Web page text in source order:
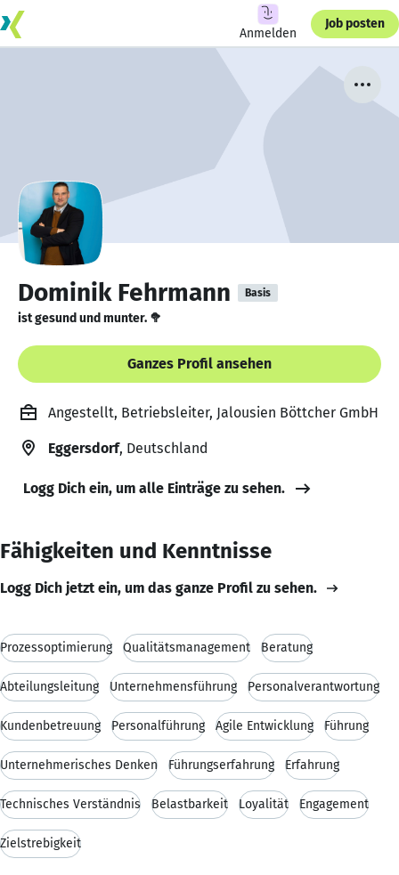
Anmelden
Job posten
Dominik Fehrmann Basis
ist gesund und munter. 🥦
Ganzes Profil ansehen
Angestellt, Betriebsleiter, Jalousien Böttcher GmbH
Eggersdorf, Deutschland
Logg Dich ein, um alle Einträge zu sehen.
Fähigkeiten und Kenntnisse
Logg Dich jetzt ein, um das ganze Profil zu sehen.
Prozessoptimierung Qualitätsmanagement Beratung
Abteilungsleitung Unternehmensführung Personalverantwortung
Kundenbetreuung Personalführung Agile Entwicklung Führung
Unternehmerisches Denken Führungserfahrung Erfahrung
Technisches Verständnis Belastbarkeit Loyalität Engagement
Zielstrebigkeit